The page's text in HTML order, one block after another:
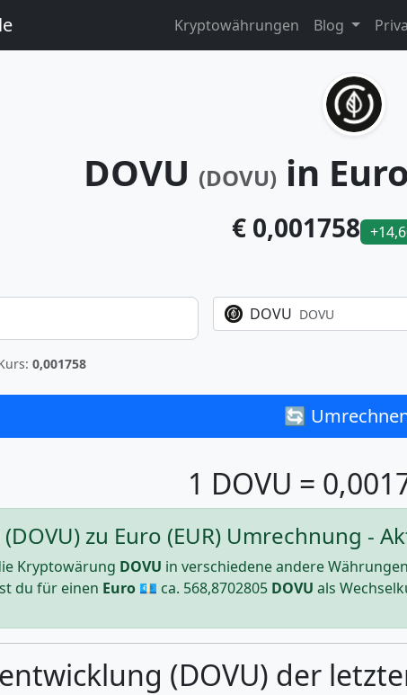
Kryptowährungen Blog
DOVU (DOVU) in
€ 0,001758
DOVU DOVU
0,001758
🔄
1 DOVU =
(DOVU) zu Euro (EUR) Umrechnung -
Kryptowärung DOVU in verschiedene andere
du für einen Euro 💶 ca. 568,8702805 DOVU als
(DOVU) der